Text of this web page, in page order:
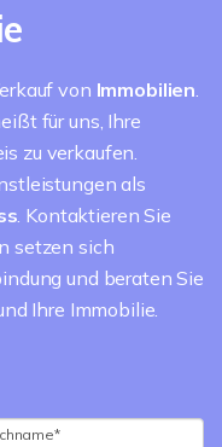
von Immobilien
für uns, Ihre
zu verkaufen.
als
. Kontaktieren Sie
setzen sich
und beraten Sie
Ihre Immobilie.